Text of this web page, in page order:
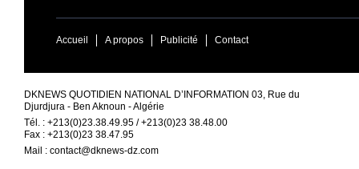
Accueil A propos Publicité Contact
DKNEWS QUOTIDIEN NATIONAL D’INFORMATION 03, Rue du
Djurdjura - Ben Aknoun - Algérie
Tél. : +213(0)23.38.49.95 / +213(0)23 38.48.00
Fax : +213(0)23 38.47.95
Mail : contact@dknews-dz.com